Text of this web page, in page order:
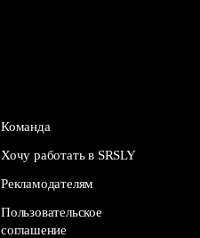
Команда
Хочу работать в SRSLY
Рекламодателям
Пользовательское
соглашение